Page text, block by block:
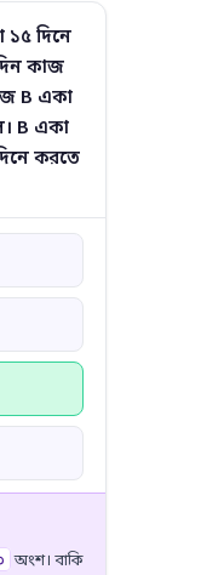
দিনে
কাজ
B একা
B একা
করতে
অংশ। বাকি